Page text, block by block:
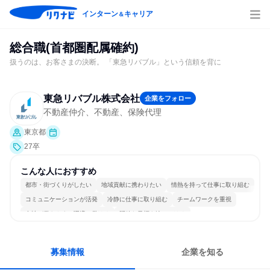
インターン＆キャリア
総合職(首都圏配属確約)
扱うのは、お客さまの決断。 「東急リバブル」という信頼を背に
東急リバブル株式会社 企業をフォロー
不動産仲介、不動産、保険代理
東京都
27卒
こんな人におすすめ
都市・街づくりがしたい 地域貢献に携わりたい 情熱を持って仕事に取り組む
コミュニケーションが活発 冷静に仕事に取り組む チームワークを重視
女性が働きやすい環境で働ける 明確な目標を追いかける
募集情報 企業を知る